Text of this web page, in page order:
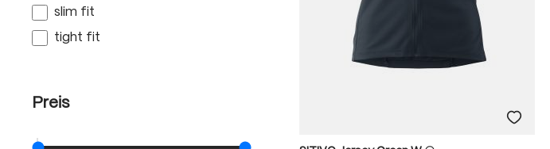
slim fit
tight fit
Preis